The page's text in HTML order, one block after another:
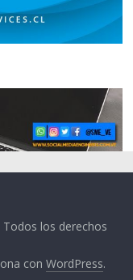
Todos los derechos
conWordPress.